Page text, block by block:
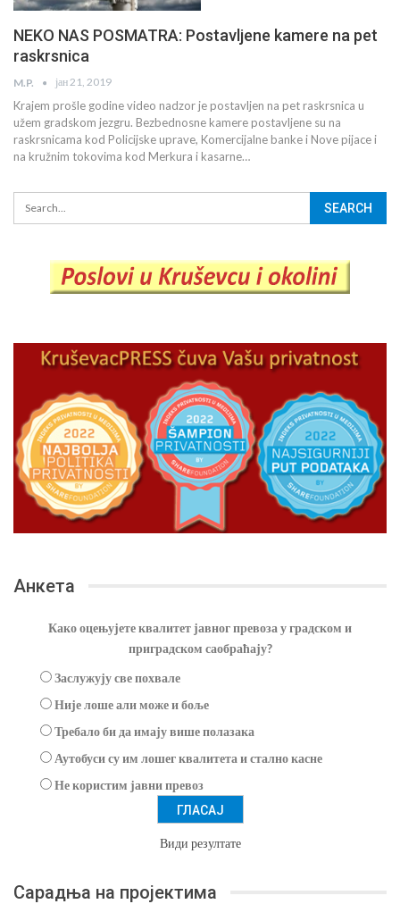
NEKO NAS POSMATRA: Postavljene kamere na pet
raskrsnica
M.P. јан 21, 2019
Krajem prošle godine video nadzor je postavljen na pet raskrsnica u
užem gradskom jezgru. Bezbednosne kamere postavljene su na
raskrsnicama kod Policijske uprave, Komercijalne banke i Nove pijace i
na kružnim tokovima kod Merkura i kasarne…
Анкета
Како оцењујете квалитет јавног превоза у градском и
приградском саобраћају?
Заслужују све похвале
Није лоше али може и боље
Требало би да имају више полазака
Аутобуси су им лошег квалитета и стално касне
Не користим јавни превоз
Види резултате
Сарадња на пројектима